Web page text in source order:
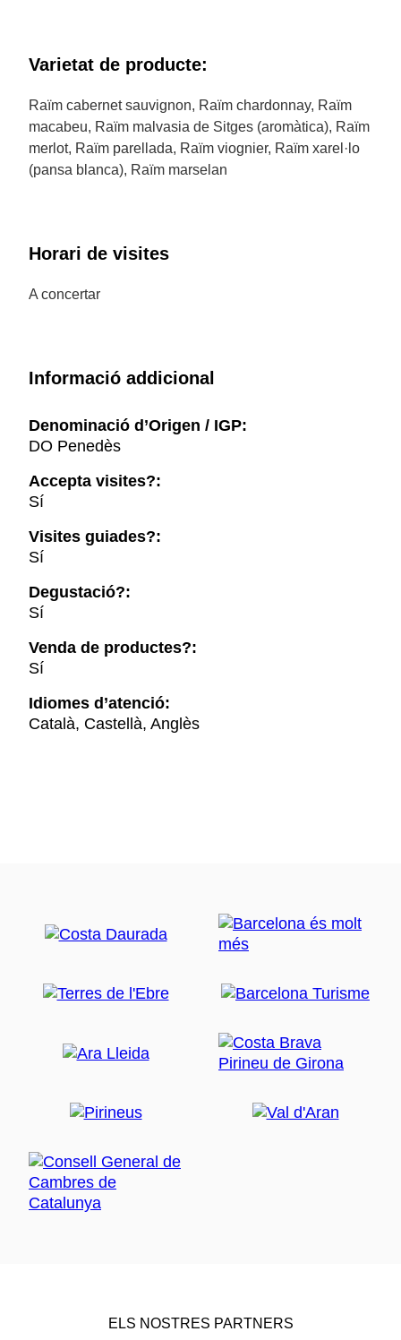
Varietat de producte:
Raïm cabernet sauvignon, Raïm chardonnay, Raïm
macabeu, Raïm malvasia de Sitges (aromàtica), Raïm
merlot, Raïm parellada, Raïm viognier, Raïm xarel·lo
(pansa blanca), Raïm marselan
Horari de visites
A concertar
Informació addicional
Denominació d’Origen / IGP:
DO Penedès
Accepta visites?:
Sí
Visites guiades?:
Sí
Degustació?:
Sí
Venda de productes?:
Sí
Idiomes d’atenció:
Català, Castellà, Anglès
ELS NOSTRES PARTNERS